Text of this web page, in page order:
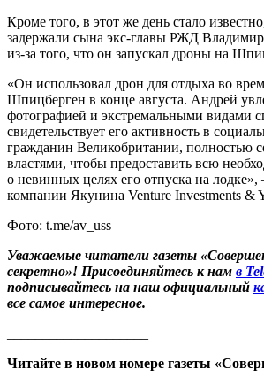
Кроме того, в этот же день стало
задержали сына экс-главы РЖД
из-за того, что он запускал дроны на
«Он использовал дрон для отдыха во
Шпицберген в конце августа. Андрей
фотографией и экстремальными видами
свидетельствует его активность в
гражданин Великобритании, полностью
властями, чтобы предоставить всю
о невинных целях его отпуска на
компании Якунина Venture Investments &
Фото: t.me/av_uss
Уважаемые читатели газеты
секретно»! Присоединяйтесь к нам в
подписывайтесь на наш официальный
все самое интересное.
Читайте в новом номере газеты